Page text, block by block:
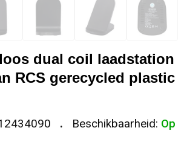
en Lanyards
en buiten
en tassen
dual coil laadstation
RCS gerecycled plastic
Beschikbaarheid: Op